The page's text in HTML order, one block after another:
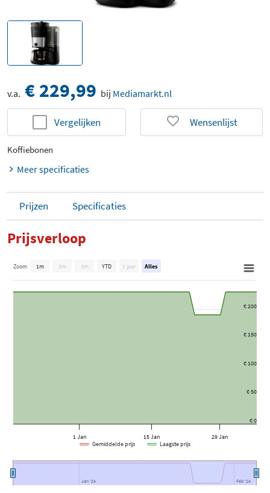
v.a. € 229,99 bij Mediamarkt.nl
Vergelijken Wensenlijst
Koffiebonen
Meer specificaties
Prijzen Specificaties
Prijsverloop
1 Jan 15 Jan 29 Jan
Jan '24
Jan '24 Feb '24
Feb '24
€ 0
€ 50
€ 100
€ 150
€ 200
Zoom 1m 3m 6m YTD 1 jaar Alles
Gemiddelde prijs Laagste prijs